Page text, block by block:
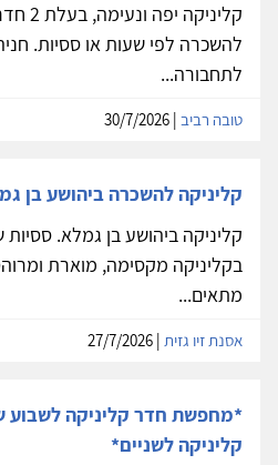
להשכרה לפי שעות או ססיות.
לתחבורה...
טובה רביב
קליניקה להשכרה ביהושע בן
קליניקה ביהושע בן גמלא.
בקליניקה מקסימה, מוארת
מתאים...
אסנת זיו גזית
*מחפשת חדר קליניקה לשבוע
קליניקה לשניים*